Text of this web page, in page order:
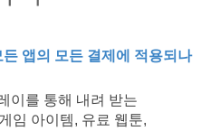
앱의 모든 결제에 적용되나
이를 통해 내려 받는
임 아이템, 유료 웹툰,